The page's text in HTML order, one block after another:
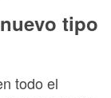
tipo
todo el